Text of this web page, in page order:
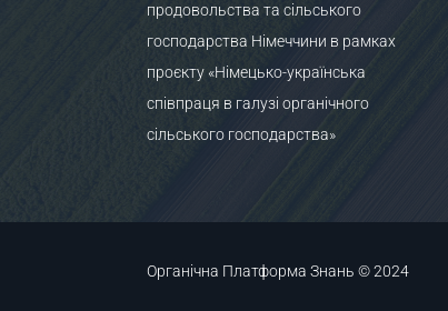
продовольства та сільського
господарства Німеччини в рамках
проєкту «Німецько-українська
співпраця в галузі органічного
сільського господарства»
Органічна Платформа Знань © 2024